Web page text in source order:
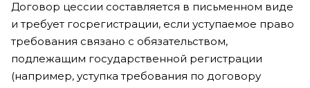
Договор цессии составляется в письменном виде
и требует госрегистрации, если уступаемое право
требования связано с обязательством,
подлежащим государственной регистрации
(например, уступка требования по договору